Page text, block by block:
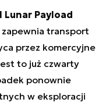
Lunar Payload
zapewnia transport
przez komercyjne
to już czwarty
ponownie
w eksploracji